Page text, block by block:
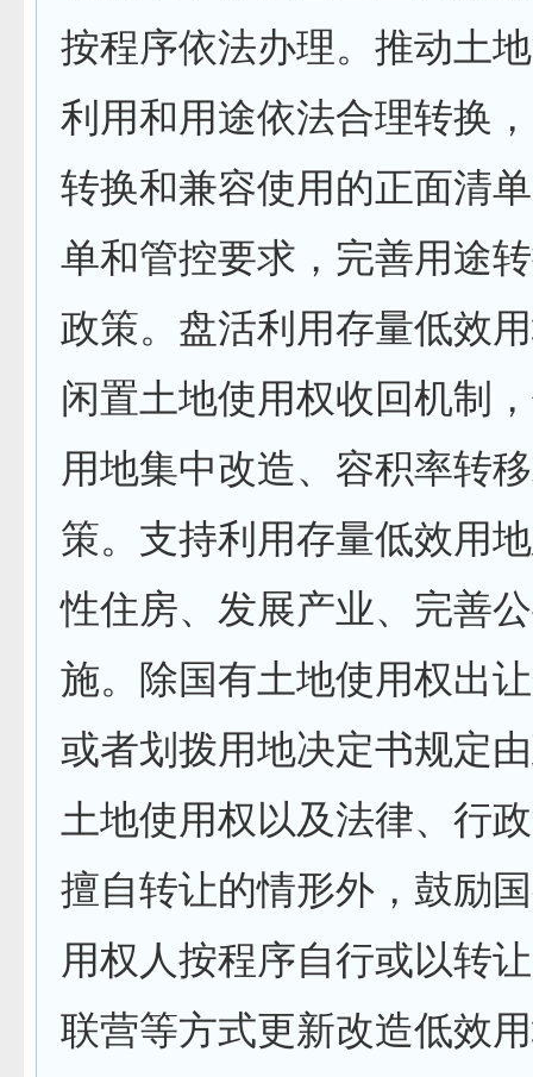
按程序依法办理。推动土
利用和用途依法合理转换
转换和兼容使用的正面清
单和管控要求，完善用途
政策。盘活利用存量低效
闲置土地使用权收回机制
用地集中改造、容积率转
策。支持利用存量低效用
性住房、发展产业、完善
施。除国有土地使用权出
或者划拨用地决定书规定
土地使用权以及法律、行
擅自转让的情形外，鼓励
用权人按程序自行或以转
联营等方式更新改造低效